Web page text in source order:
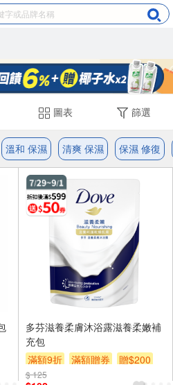
圖表 篩選
溫和 保濕 清爽 保濕 保濕 修復
多芬滋養柔膚沐浴露滋養柔嫩補
充包
滿額9折
滿額贈券 贈$200
$ 125